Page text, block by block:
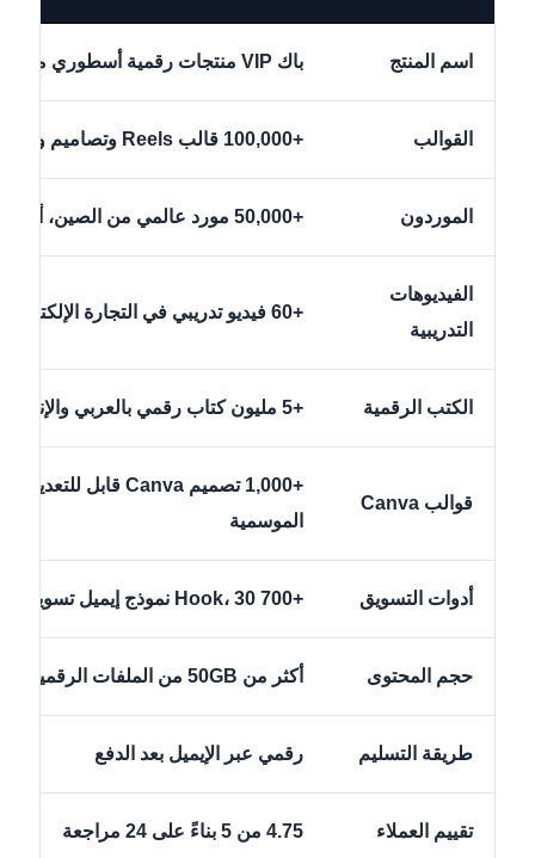
اسم المنتج باك VIP منتجات رقمية أسطوري من Techtaswik
القوالب +100,000 قالب Reels وتصاميم وملفات رقمية جاهزة
الموردون +50,000 مورد عالمي من الصين، أوروبا، تركيا وأكثر
الفيديوهات
التدريبية
+60 فيديو تدريبي في التجارة الإلكترونية، Amazon FBA، الذكاء الاصطناعي، والعمل الحر
الكتب الرقمية +5 مليون كتاب رقمي بالعربي والإنجليزي في مجالات متعددة
قوالب Canva
الموسمية
أدوات التسويق +700 Hook، 30 نموذج إيميل تسويقي، و50 فكرة بزنس
حجم المحتوى أكثر من 50GB من الملفات الرقمية
طريقة التسليم رقمي عبر الإيميل بعد الدفع
تقييم العملاء 4.75 من 5 بناءً على 24 مراجعة